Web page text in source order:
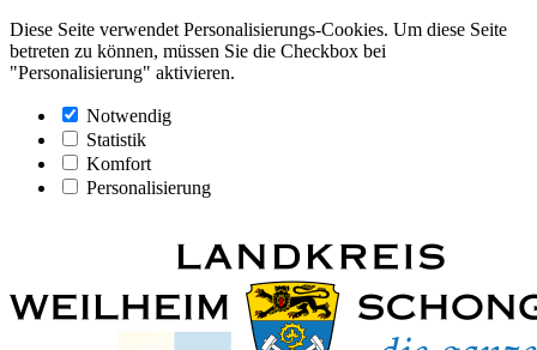
Diese Seite verwendet Personalisierungs-Cookies. Um diese Seite
betreten zu können, müssen Sie die Checkbox bei
"Personalisierung" aktivieren.
Notwendig
Statistik
Komfort
Personalisierung